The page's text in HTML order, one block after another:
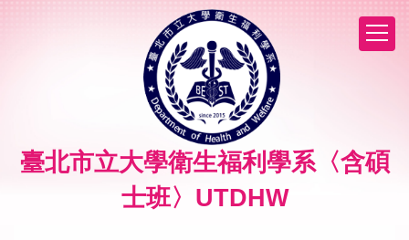
臺北市立大學衛生福利學系〈含碩
士班〉UTDHW